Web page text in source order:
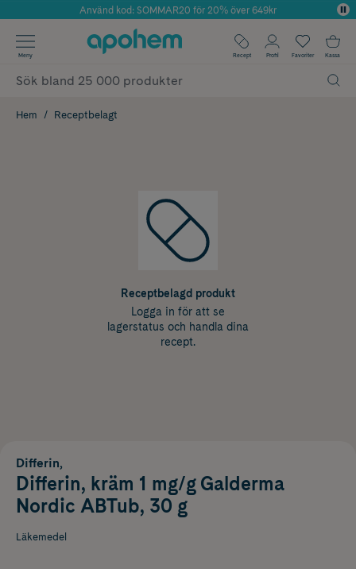
Årets Butik 2025 inom Skönhet
Använd kod: SOMMAR20 för 20% över 649kr
✓ Fri frakt
✓ Poäng på alla köp*
Meny Recept Profil Favoriter Kassa
Hem Receptbelagt
Receptbelagd produkt
Logga in för att se
lagerstatus och handla dina
recept.
Differin,
Differin, kräm 1 mg/g Galderma
Nordic ABTub, 30 g
Läkemedel